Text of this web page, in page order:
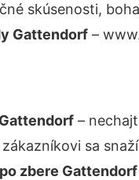
skúsenosti,
Gattendorf –
–
sa
zbere Gattendorf